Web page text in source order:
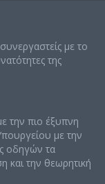
με το
της
την πιο έξυπνη
με την
οδηγών τα
και την θεωρητική